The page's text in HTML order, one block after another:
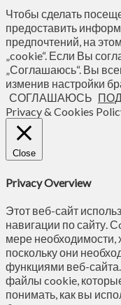
Чтобы сделать
предоставить
предпочтений, на
„cookie“. Если Вы
„Соглашаюсь“. Вы
изменив настройки
СОГЛАШАЮСЬ
Privacy & Cookies
Close
Privacy Overview
Этот веб-сайт
навигации по сайту.
мере необходимости,
поскольку они
функциями веб-
файлы cookie,
понимать, как вы